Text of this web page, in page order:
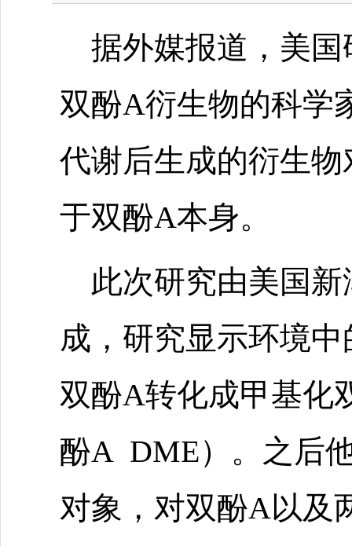
据外媒报道，美国
双酚A衍生物的科学
代谢后生成的衍生
于双酚A本身。
此次研究由美国新
成，研究显示环境
双酚A转化成甲基化
酚A DME）。之后
对象，对双酚A以及